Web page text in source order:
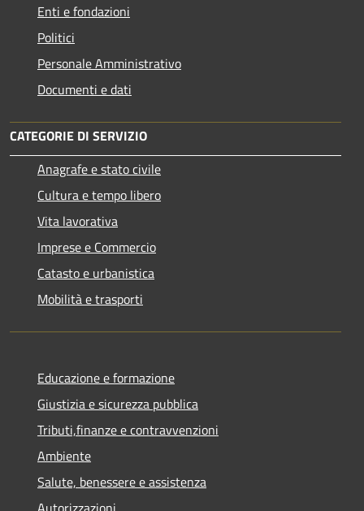
Enti e fondazioni
Politici
Personale Amministrativo
Documenti e dati
CATEGORIE DI SERVIZIO
Anagrafe e stato civile
Cultura e tempo libero
Vita lavorativa
Imprese e Commercio
Catasto e urbanistica
Mobilità e trasporti
Educazione e formazione
Giustizia e sicurezza pubblica
Tributi,finanze e contravvenzioni
Ambiente
Salute, benessere e assistenza